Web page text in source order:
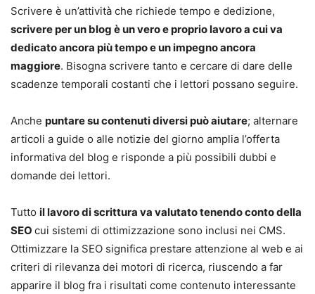
Scrivere è un’attività che richiede tempo e dedizione,
scrivere per un blog è un vero e proprio lavoro a cui va
dedicato ancora più tempo e un impegno ancora
maggiore. Bisogna scrivere tanto e cercare di dare delle
scadenze temporali costanti che i lettori possano seguire.
Anche puntare su contenuti diversi può aiutare; alternare
articoli a guide o alle notizie del giorno amplia l’offerta
informativa del blog e risponde a più possibili dubbi e
domande dei lettori.
Tutto il lavoro di scrittura va valutato tenendo conto della
SEO cui sistemi di ottimizzazione sono inclusi nei CMS.
Ottimizzare la SEO significa prestare attenzione al web e ai
criteri di rilevanza dei motori di ricerca, riuscendo a far
apparire il blog fra i risultati come contenuto interessante